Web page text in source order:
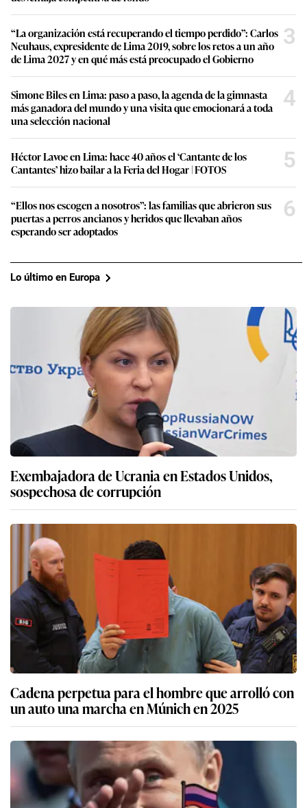
“La organización está recuperando el tiempo perdido”: Carlos
Neuhaus, expresidente de Lima 2019, sobre los retos a un año
de Lima 2027 y en qué más está preocupado el Gobierno
3
Simone Biles en Lima: paso a paso, la agenda de la gimnasta
más ganadora del mundo y una visita que emocionará a toda
una selección nacional
4
Héctor Lavoe en Lima: hace 40 años el ‘Cantante de los
Cantantes’ hizo bailar a la Feria del Hogar | FOTOS
5
“Ellos nos escogen a nosotros”: las familias que abrieron sus
puertas a perros ancianos y heridos que llevaban años
esperando ser adoptados
6
Lo último en Europa
Exembajadora de Ucrania en Estados Unidos,
sospechosa de corrupción
Cadena perpetua para el hombre que arrolló con
un auto una marcha en Múnich en 2025